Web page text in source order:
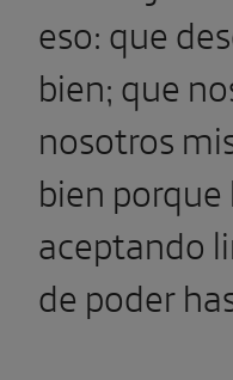
eso: que
bien; que
nosotros
bien
aceptando
de poder